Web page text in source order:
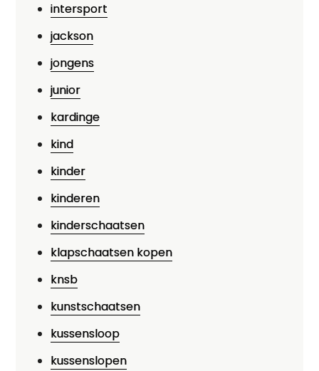
intersport
jackson
jongens
junior
kardinge
kind
kinder
kinderen
kinderschaatsen
klapschaatsen kopen
knsb
kunstschaatsen
kussensloop
kussenslopen